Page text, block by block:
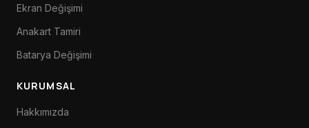
Ekran Değişimi
Anakart Tamiri
Batarya Değişimi
KURUMSAL
Hakkımızda